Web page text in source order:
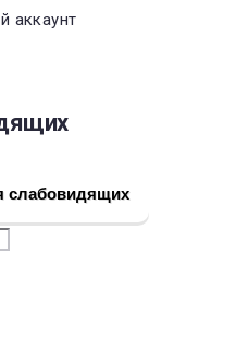
аккаунт
слабовидящих